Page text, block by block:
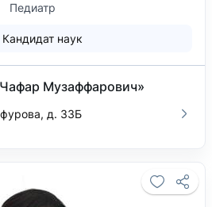
Педиатр
Кандидат наук
Музаффарович»
д. 33Б